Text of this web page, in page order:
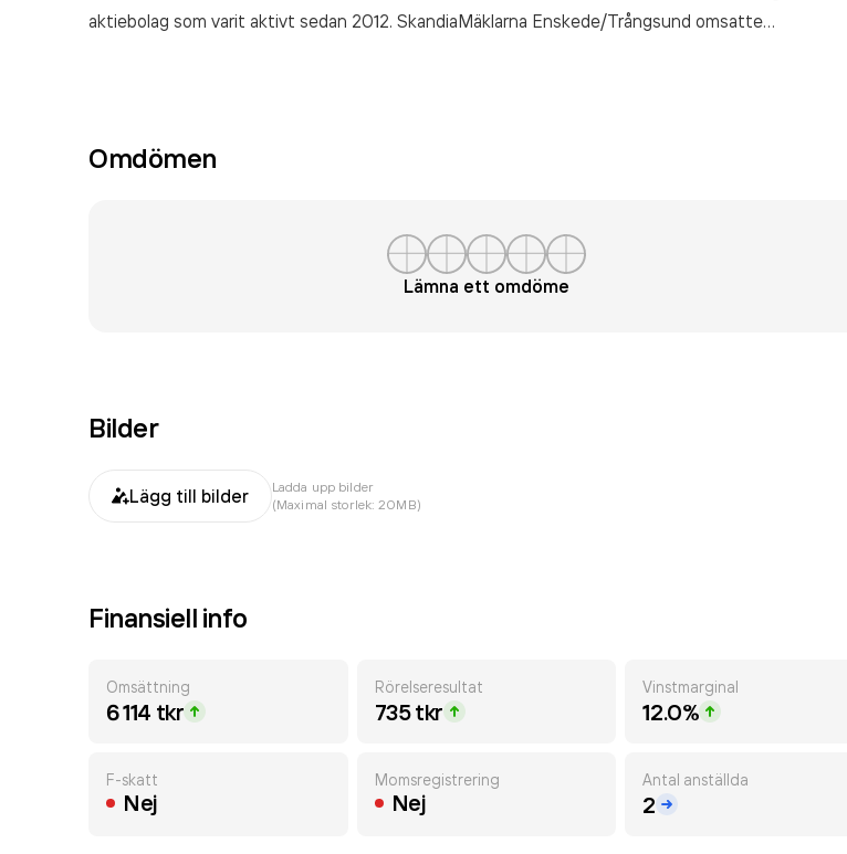
aktiebolag som varit aktivt sedan 2012. SkandiaMäklarna Enskede/Trångsund omsatte
Omdömen
Lämna ett omdöme
Bilder
Lägg till bilder
Ladda upp bilder
(Maximal storlek: 20MB)
Finansiell info
Omsättning
6 114 tkr
Rörelseresultat
735 tkr
Vinstmarginal
12.0%
F-skatt
Nej
Momsregistrering
Nej
Antal anställda
2